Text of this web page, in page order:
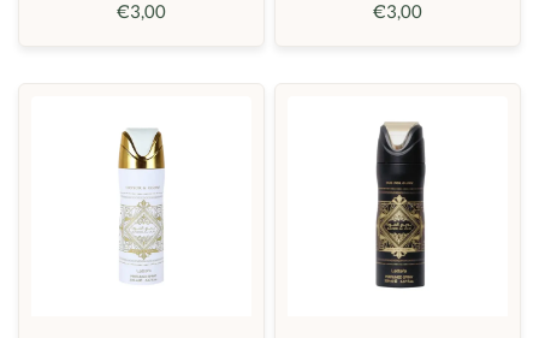
€3,00 €3,00